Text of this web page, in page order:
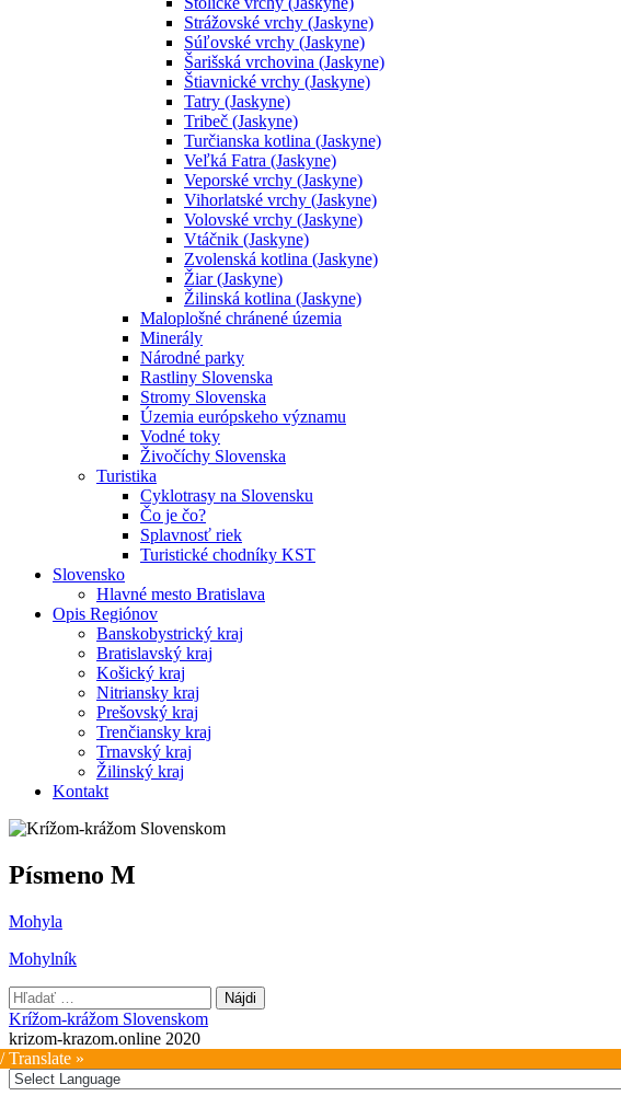
Strážovské vrchy (Jaskyne)
Súľovské vrchy (Jaskyne)
Šarišská vrchovina (Jaskyne)
Štiavnické vrchy (Jaskyne)
Tatry (Jaskyne)
Tribeč (Jaskyne)
Turčianska kotlina (Jaskyne)
Veľká Fatra (Jaskyne)
Veporské vrchy (Jaskyne)
Vihorlatské vrchy (Jaskyne)
Volovské vrchy (Jaskyne)
Vtáčnik (Jaskyne)
Zvolenská kotlina (Jaskyne)
Žiar (Jaskyne)
Žilinská kotlina (Jaskyne)
Maloplošné chránené územia
Minerály
Národné parky
Rastliny Slovenska
Stromy Slovenska
Územia európskeho významu
Vodné toky
Živočíchy Slovenska
Turistika
Cyklotrasy na Slovensku
Čo je čo?
Splavnosť riek
Turistické chodníky KST
Slovensko
Hlavné mesto Bratislava
Opis Regiónov
Banskobystrický kraj
Bratislavský kraj
Košický kraj
Nitriansky kraj
Prešovský kraj
Trenčiansky kraj
Trnavský kraj
Žilinský kraj
Kontakt
Písmeno M
Mohyla
Mohylník
Hľadať:
Krížom-krážom Slovenskom
krizom-krazom.online 2020
Translate »